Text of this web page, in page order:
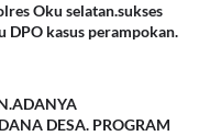
Oku selatan.sukses
DPO kasus perampokan.
DESA. PROGRAM